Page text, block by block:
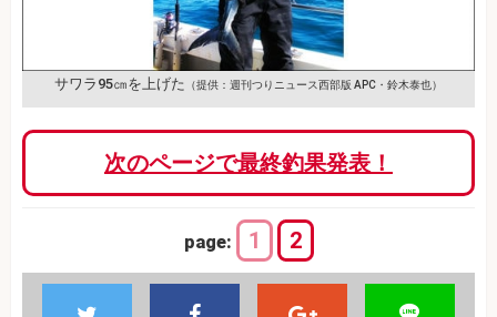
サワラ95㎝を上げた （提供：週刊つりニュース西部版 APC・鈴木泰也）
次のページで最終釣果発表！
page: 1 2